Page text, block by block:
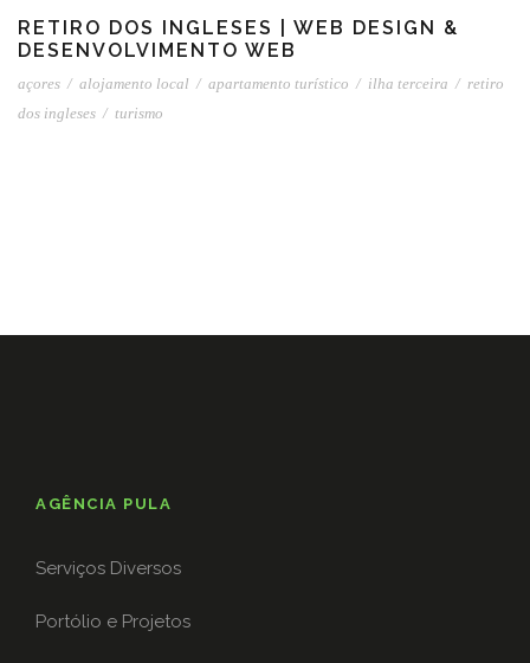
RETIRO DOS INGLESES | WEB DESIGN &
DESENVOLVIMENTO WEB
açores / alojamento local / apartamento turístico / ilha terceira / retiro
dos ingleses / turismo
AGÊNCIA PULA
Serviços Diversos
Portólio e Projetos